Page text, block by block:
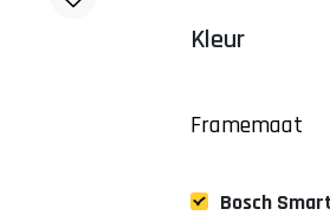
Kleur
Framemaat
Bosch